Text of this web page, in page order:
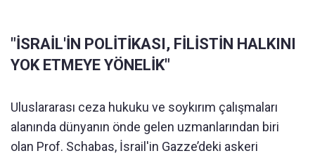
"İSRAİL'İN POLİTİKASI, FİLİSTİN HALKINI
YOK ETMEYE YÖNELİK"
Uluslararası ceza hukuku ve soykırım çalışmaları
alanında dünyanın önde gelen uzmanlarından biri
olan Prof. Schabas, İsrail'in Gazze’deki askeri